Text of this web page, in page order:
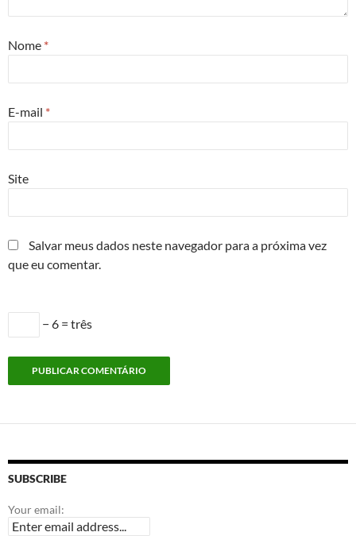
Nome *
E-mail *
Site
Salvar meus dados neste navegador para a próxima vez
que eu comentar.
− 6 = três
SUBSCRIBE
Your email: